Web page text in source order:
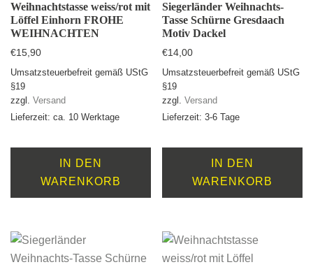
Weihnachtstasse weiss/rot mit
Löffel Einhorn FROHE
WEIHNACHTEN
€15,90
Umsatzsteuerbefreit gemäß UStG
§19
zzgl. Versand
Lieferzeit: ca. 10 Werktage
IN DEN
WARENKORB
Siegerländer Weihnachts-
Tasse Schürne Gresdaach
Motiv Dackel
€14,00
Umsatzsteuerbefreit gemäß UStG
§19
zzgl.Versand
Lieferzeit: 3-6 Tage
IN DEN
WARENKORB